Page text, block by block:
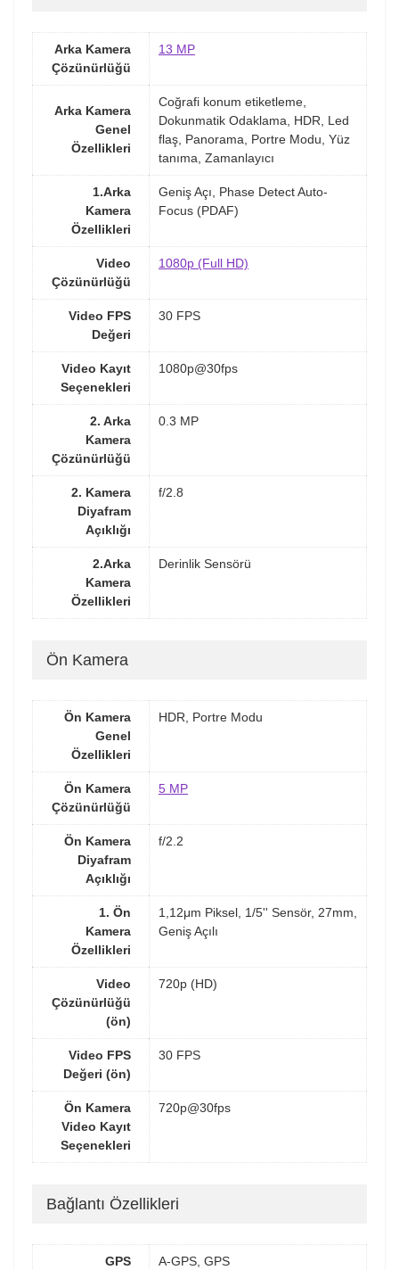
Arka Kamera
Çözünürlüğü
13 MP
Arka Kamera
Genel
Özellikleri
Coğrafi konum etiketleme,
Dokunmatik Odaklama, HDR, Led
flaş, Panorama, Portre Modu, Yüz
tanıma, Zamanlayıcı
1.Arka
Kamera
Özellikleri
Geniş Açı, Phase Detect Auto-
Focus (PDAF)
Video
Çözünürlüğü
1080p (Full HD)
Video FPS
Değeri
30 FPS
Video Kayıt
Seçenekleri
1080p@30fps
2. Arka
Kamera
Çözünürlüğü
0.3 MP
2. Kamera
Diyafram
Açıklığı
f/2.8
2.Arka
Kamera
Özellikleri
Derinlik Sensörü
Ön Kamera
Ön Kamera
Genel
Özellikleri
HDR, Portre Modu
Ön Kamera
Çözünürlüğü
5 MP
Ön Kamera
Diyafram
Açıklığı
f/2.2
1. Ön
Kamera
Özellikleri
1,12μm Piksel, 1/5'' Sensör, 27mm,
Geniş Açılı
Video
Çözünürlüğü
(ön)
720p (HD)
Video FPS
Değeri (ön)
30 FPS
Ön Kamera
Video Kayıt
Seçenekleri
720p@30fps
Bağlantı Özellikleri
GPS A-GPS, GPS